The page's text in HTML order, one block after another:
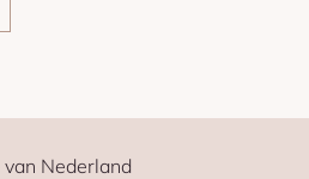
van Nederland